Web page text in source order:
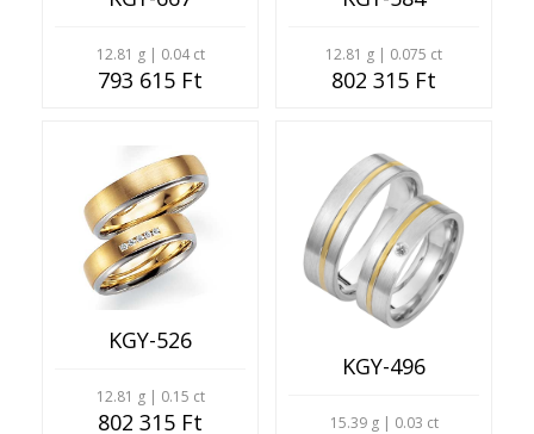
12.81 g | 0.04 ct
793 615 Ft
12.81 g | 0.075 ct
802 315 Ft
KGY-526
12.81 g | 0.15 ct
802 315 Ft
KGY-496
15.39 g | 0.03 ct